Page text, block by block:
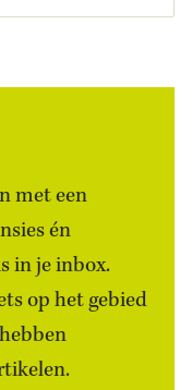
met een
én
in je inbox.
op het gebied